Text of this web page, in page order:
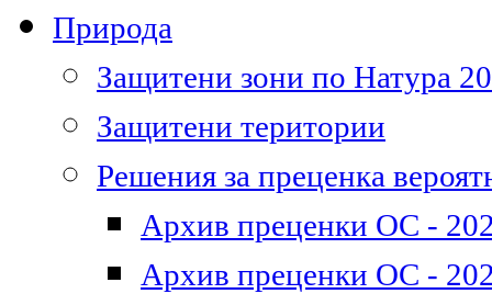
Природа
Защитени зони по Натура
Защитени територии
Решения за преценка
Архив преценки ОС -
Архив преценки ОС -